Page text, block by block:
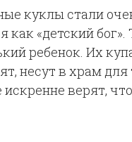
куклы стали
как «детский
ребенок. Их
несут в храм
верят,